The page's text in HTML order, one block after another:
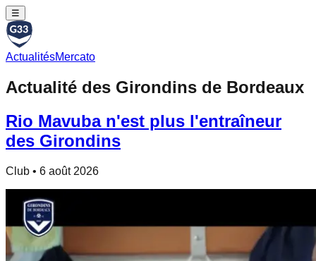
☰
ActualitésMercato
Actualité des Girondins de Bordeaux
Rio Mavuba n'est plus l'entraîneur
des Girondins
Club • 6 août 2026